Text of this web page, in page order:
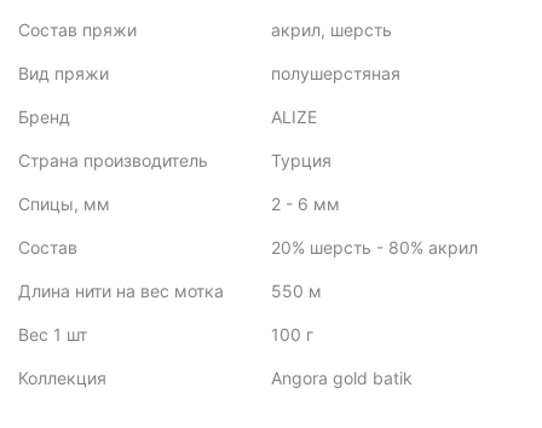
Состав пряжи акрил, шерсть
Вид пряжи полушерстяная
Бренд ALIZE
Страна производитель Турция
Спицы, мм 2 - 6 мм
Состав 20% шерсть - 80% акрил
Длина нити на вес мотка 550 м
Вес 1 шт 100 г
Коллекция Angora gold batik